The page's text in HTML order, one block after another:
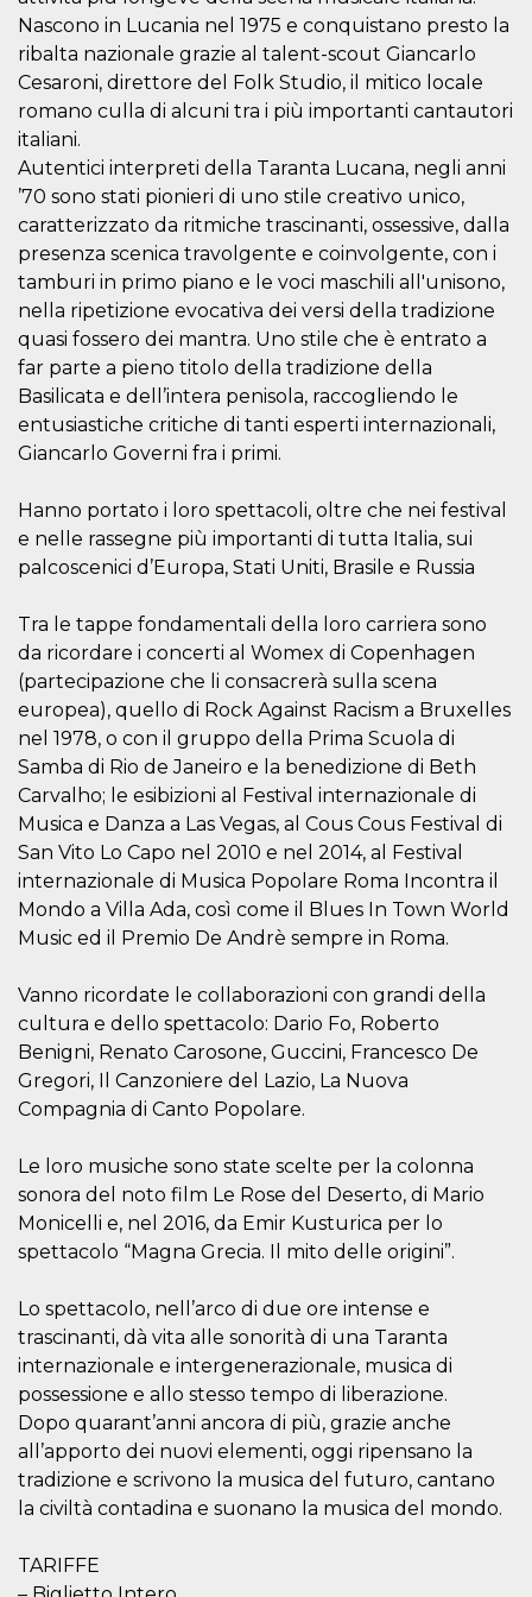
Nascono in Lucania nel 1975 e conquistano presto la
ribalta nazionale grazie al talent-scout Giancarlo
Cesaroni, direttore del Folk Studio, il mitico locale
romano culla di alcuni tra i più importanti cantautori
italiani.
Autentici interpreti della Taranta Lucana, negli anni
’70 sono stati pionieri di uno stile creativo unico,
caratterizzato da ritmiche trascinanti, ossessive, dalla
presenza scenica travolgente e coinvolgente, con i
tamburi in primo piano e le voci maschili all'unisono,
nella ripetizione evocativa dei versi della tradizione
quasi fossero dei mantra. Uno stile che è entrato a
far parte a pieno titolo della tradizione della
Basilicata e dell’intera penisola, raccogliendo le
entusiastiche critiche di tanti esperti internazionali,
Giancarlo Governi fra i primi.
Hanno portato i loro spettacoli, oltre che nei festival
e nelle rassegne più importanti di tutta Italia, sui
palcoscenici d’Europa, Stati Uniti, Brasile e Russia
Tra le tappe fondamentali della loro carriera sono
da ricordare i concerti al Womex di Copenhagen
(partecipazione che li consacrerà sulla scena
europea), quello di Rock Against Racism a Bruxelles
nel 1978, o con il gruppo della Prima Scuola di
Samba di Rio de Janeiro e la benedizione di Beth
Carvalho; le esibizioni al Festival internazionale di
Musica e Danza a Las Vegas, al Cous Cous Festival di
San Vito Lo Capo nel 2010 e nel 2014, al Festival
internazionale di Musica Popolare Roma Incontra il
Mondo a Villa Ada, così come il Blues In Town World
Music ed il Premio De Andrè sempre in Roma.
Vanno ricordate le collaborazioni con grandi della
cultura e dello spettacolo: Dario Fo, Roberto
Benigni, Renato Carosone, Guccini, Francesco De
Gregori, Il Canzoniere del Lazio, La Nuova
Compagnia di Canto Popolare.
Le loro musiche sono state scelte per la colonna
sonora del noto film Le Rose del Deserto, di Mario
Monicelli e, nel 2016, da Emir Kusturica per lo
spettacolo “Magna Grecia. Il mito delle origini”.
Lo spettacolo, nell’arco di due ore intense e
trascinanti, dà vita alle sonorità di una Taranta
internazionale e intergenerazionale, musica di
possessione e allo stesso tempo di liberazione.
Dopo quarant’anni ancora di più, grazie anche
all’apporto dei nuovi elementi, oggi ripensano la
tradizione e scrivono la musica del futuro, cantano
la civiltà contadina e suonano la musica del mondo.
TARIFFE
browser accetti i
cookie.
oooh.events
generato da
applicazioni
basate sul
identificatore
generico
utilizzato per
mantenere le
variabili di
sessione utente.
Normalmente è
un numero
generato in
modo casuale, il
modo in cui
viene utilizzato
può essere
specifico per il
sito, ma un
buon esempio è
mantenere uno
m
Stripe
m.stripe.com
1 anno 1
mese
Questo cookie
viene
generalmente
utilizzato per le
dei servizi di
elaborazione
dei pagamenti,
facilitando la
memorizzazione
dei contenuti
sul browser per
rendere le
pagine più
veloci.
CookieScriptConsent
CookieScript
oooh.events
4
settimane
2 giorni
Questo cookie
viene utilizzato
dal servizio
Cookie-
Script.com per
ricordare le
preferenze di
consenso sui
cookie dei
banner dei
cookie di
Cookie-
Script.com
funzioni
Storage declaration
Nome
type
Descrizione
fbssls_314278995690155
Session
storage
wpEmojiSettingsSupports
Session
cn_uc__
Local
storage
Nome
Provider /
Scadenza Descrizione
c_user